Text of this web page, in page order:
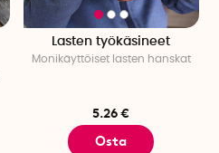
Lasten työkäsineet
Monikäyttöiset lasten hanskat
5.26 €
Osta